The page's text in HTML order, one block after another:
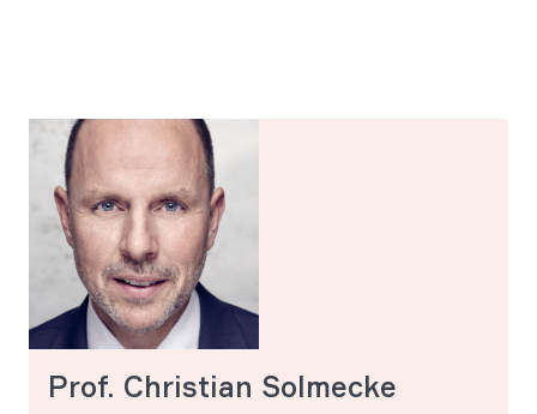
Prof. Christian Solmecke